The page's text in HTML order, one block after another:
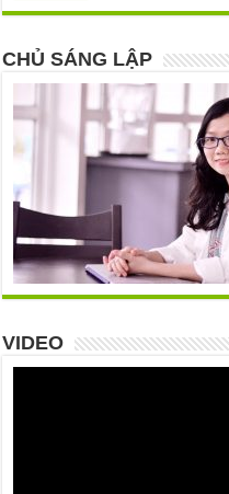
CHỦ SÁNG LẬP
VIDEO